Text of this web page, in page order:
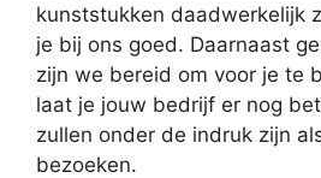
kunststukken daadwerkelijk
je bij ons goed. Daarnaast
zijn we bereid om voor je te
laat je jouw bedrijf er nog
zullen onder de indruk zijn
bezoeken.